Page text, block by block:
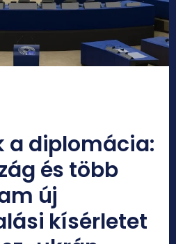
a diplomácia:
és több
új
kísérletet